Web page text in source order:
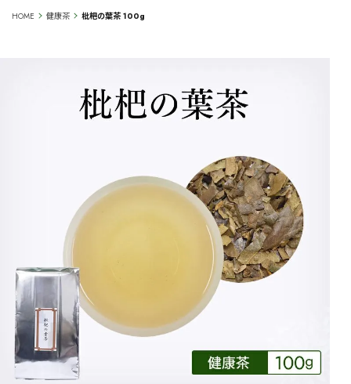
HOME 健康茶 枇杷の葉茶 100g